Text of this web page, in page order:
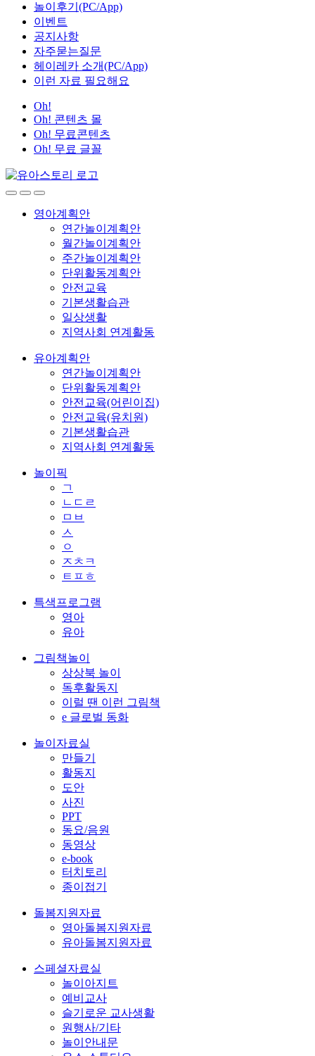
놀이후기(PC/App)
이벤트
공지사항
자주묻는질문
헤이레카 소개(PC/App)
이런 자료 필요해요
Oh!
Oh! 콘텐츠 몰
Oh! 무료콘텐츠
Oh! 무료 글꼴
영아계획안
연간놀이계획안
월간놀이계획안
주간놀이계획안
단위활동계획안
안전교육
기본생활습관
일상생활
지역사회 연계활동
유아계획안
연간놀이계획안
단위활동계획안
안전교육(어린이집)
안전교육(유치원)
기본생활습관
지역사회 연계활동
놀이픽
ㄱ
ㄴㄷㄹ
ㅁㅂ
ㅅ
ㅇ
ㅈㅊㅋ
ㅌㅍㅎ
특색프로그램
영아
유아
그림책놀이
상상북 놀이
독후활동지
이럴 땐 이런 그림책
e 글로벌 동화
놀이자료실
만들기
활동지
도안
사진
PPT
동요/음원
동영상
e-book
터치토리
종이접기
돌봄지원자료
영아돌봄지원자료
유아돌봄지원자료
스페셜자료실
놀이아지트
예비교사
슬기로운 교사생활
원행사/기타
놀이안내문